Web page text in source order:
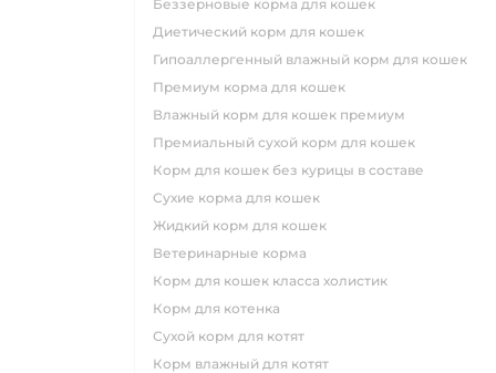
беззерновые корма для кошек
диетический корм для кошек
гипоаллергенный влажный корм для кошек
премиум корма для кошек
влажный корм для кошек премиум
премиальный сухой корм для кошек
корм для кошек без курицы в составе
сухие корма для кошек
жидкий корм для кошек
ветеринарные корма
корм для кошек класса холистик
корм для котенка
сухой корм для котят
корм влажный для котят